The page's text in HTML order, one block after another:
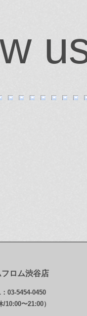
フロム渋谷店
03-5454-0450
/10:00〜21:00）